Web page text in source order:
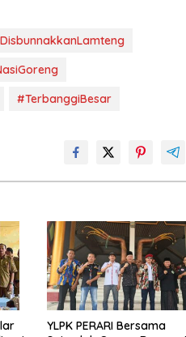
#TerbanggiBesar
YLPK PERARI Bersama